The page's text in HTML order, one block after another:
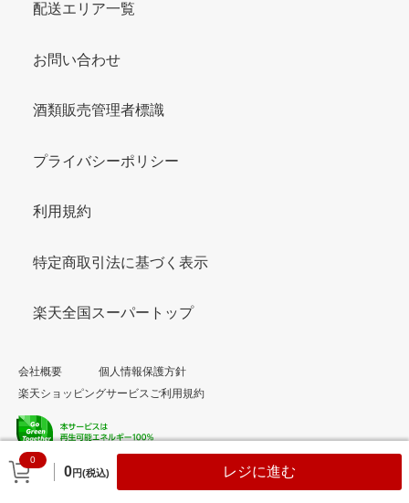
0
0円(税込) レジに進む
配送エリア一覧
お問い合わせ
酒類販売管理者標識
プライバシーポリシー
利用規約
特定商取引法に基づく表示
楽天全国スーパートップ
会社概要
個人情報保護方針
楽天ショッピングサービスご利用規約
© Rakuten Group, Inc.